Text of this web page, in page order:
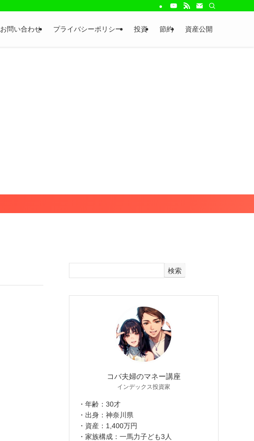
お問い合わせ プライバシーポリシー 投資 節約 資産公開
検索
コバ夫婦のマネー講座
インデックス投資家
・年齢：30才
・出身：神奈川県
・資産：1,400万円
・家族構成：一馬力子ども3人